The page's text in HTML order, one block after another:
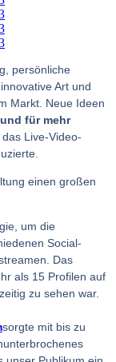
persönliche
Art und
Markt. Neue Ideen
für mehr
Live-Video-
einen großen
um die
Social-
Das
als 15 Profilen auf
zu sehen war.
sorgte mit bis zu